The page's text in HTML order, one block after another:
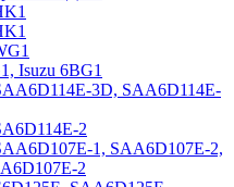
Isuzu 6BG1
3D, SAA6D114E-
2
1, SAA6D107E-2,
2